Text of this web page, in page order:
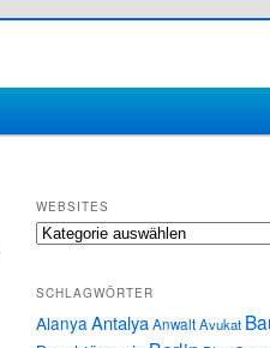
WEBSITES
Websites
SCHLAGWÖRTER
Alanya AntalyaAnwaltAvukat